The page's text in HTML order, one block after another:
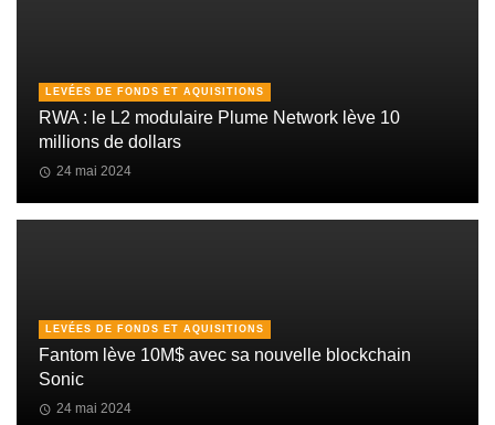
LEVÉES DE FONDS ET AQUISITIONS
RWA : le L2 modulaire Plume Network lève 10
millions de dollars
24 mai 2024
LEVÉES DE FONDS ET AQUISITIONS
Fantom lève 10M$ avec sa nouvelle blockchain
Sonic
24 mai 2024